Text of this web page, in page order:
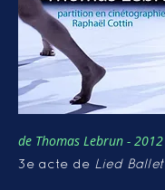
de Thomas Lebrun - 2012
3e acte de Lied Ballet